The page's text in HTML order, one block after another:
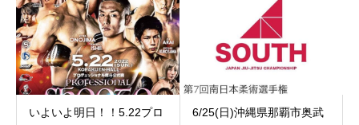
いよいよ明日！！5.22プロ
6/25(日)沖縄県那覇市奥武